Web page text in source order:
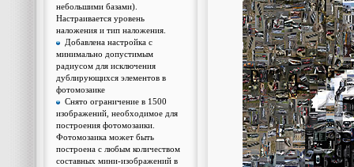
небольшими базами).
Настраивается уровень
наложения и тип наложения.
Добавлена настройка с
минимально допустимым
радиусом для исключения
дублирующихся элементов в
фотомозаике
Снято ограничение в 1500
изображений, необходимое для
построения фотомозаики.
Фотомозаика может быть
построена с любым количеством
составных мини-изображений в